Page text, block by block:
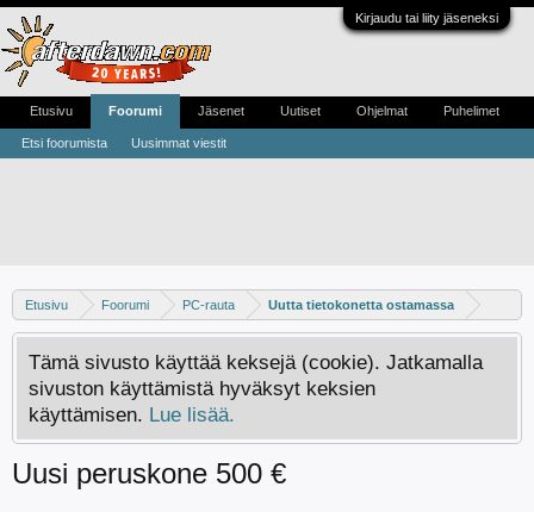
Kirjaudu tai liity jäseneksi
Etusivu Foorumi PC-rauta Uutta tietokonetta ostamassa
Tämä sivusto käyttää keksejä (cookie). Jatkamalla
sivuston käyttämistä hyväksyt keksien
käyttämisen. Lue lisää.
Uusi peruskone 500 €
Etusivu Foorumi
Etsi foorumista Uusimmat viestit
Jäsenet Uutiset Ohjelmat Puhelimet